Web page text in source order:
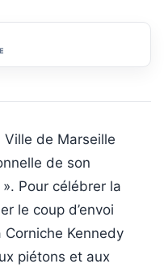
Ville de Marseille
de son
Pour célébrer la
le coup d’envoi
Corniche Kennedy
piétons et aux